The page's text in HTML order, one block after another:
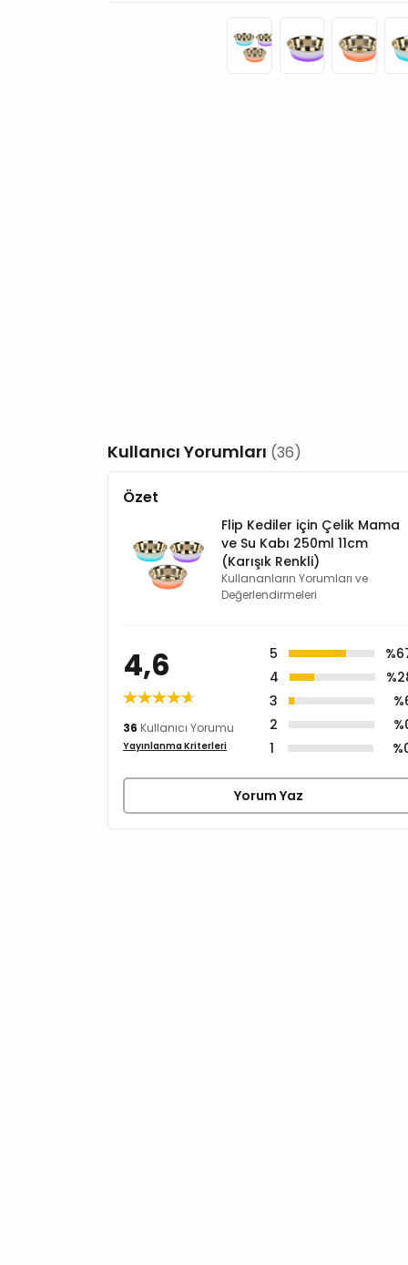
Kullanıcı Yorumları (36)
Özet
Flip Kediler için Çelik Mama
ve Su Kabı 250ml 11cm
(Karışık Renkli)
Kullananların Yorumları ve
Değerlendirmeleri
4,6
36 Kullanıcı Yorumu
Yayınlanma Kriterleri
5
4
3
2
1
Yorum Yaz